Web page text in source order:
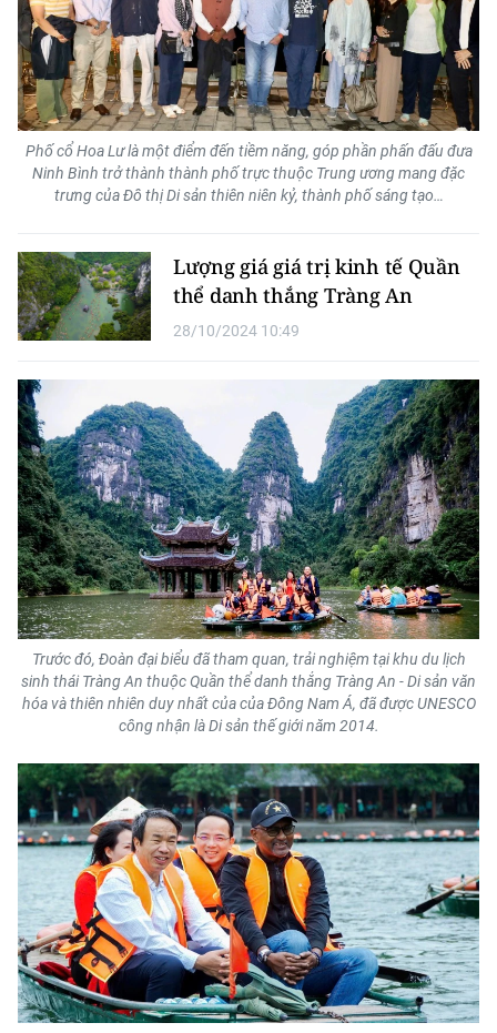
ENGLISH
中文
FRANÇAIS
РУССКИЙ
한국어
Phố cổ Hoa Lư là một điểm đến tiềm năng, góp phần phấn đấu đưa
Ninh Bình trở thành thành phố trực thuộc Trung ương mang đặc
trưng của Đô thị Di sản thiên niên kỷ, thành phố sáng tạo…
Lượng giá giá trị kinh tế Quần
thể danh thắng Tràng An
28/10/2024 10:49
Trước đó, Đoàn đại biểu đã tham quan, trải nghiệm tại khu du lịch
sinh thái Tràng An thuộc Quần thể danh thắng Tràng An - Di sản văn
hóa và thiên nhiên duy nhất của của Đông Nam Á, đã được UNESCO
công nhận là Di sản thế giới năm 2014.